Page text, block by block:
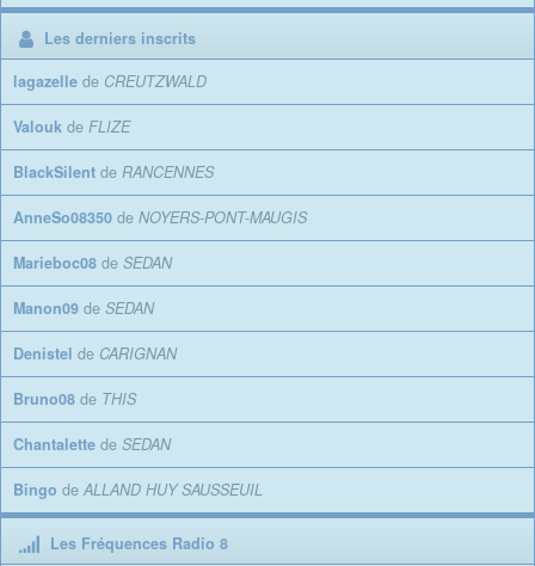
Les derniers inscrits
lagazelle de CREUTZWALD
Valouk de FLIZE
BlackSilent de RANCENNES
AnneSo08350 de NOYERS-PONT-MAUGIS
Marieboc08 de SEDAN
Manon09 de SEDAN
Denistel de CARIGNAN
Bruno08 de THIS
Chantalette de SEDAN
Bingo de ALLAND HUY SAUSSEUIL
Les Fréquences Radio 8